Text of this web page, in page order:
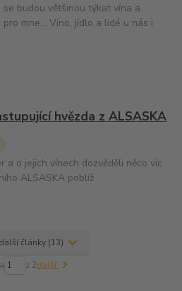
budou většinou týkat vína a
mne... Víno, jídlo a lidé u nás i
hvězda z ALSASKA
a o jejich vínech dozvěděli něco víc
ALSASKA poblíž
články (13)
z 2další